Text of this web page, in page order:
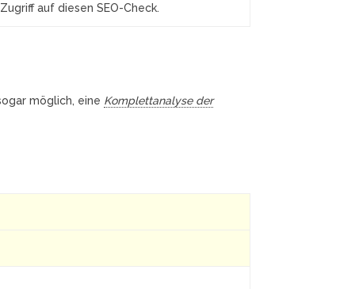
auf diesen SEO-Check.
möglich, eine Komplettanalyse der